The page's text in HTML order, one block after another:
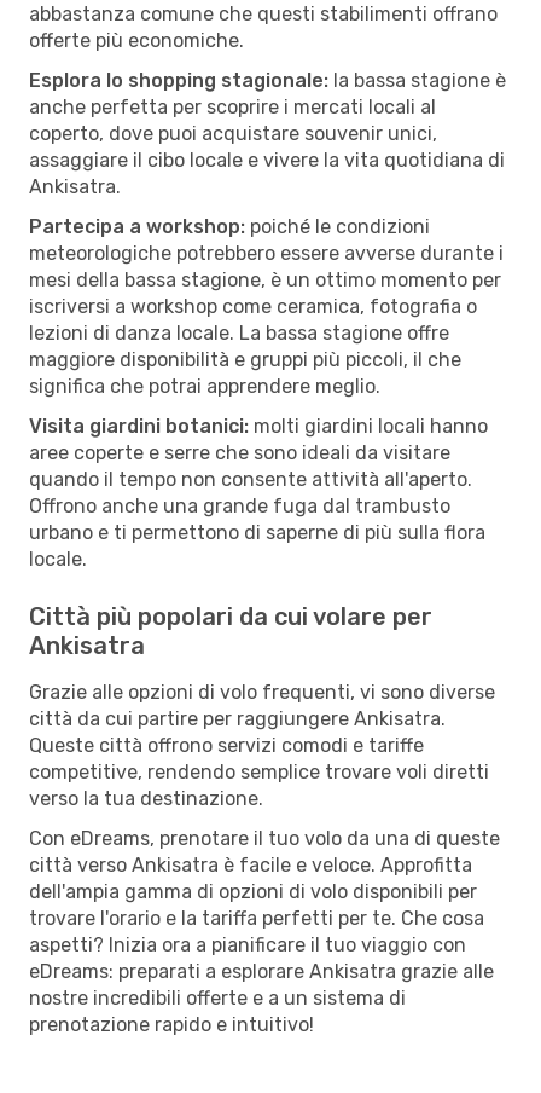
abbastanza comune che questi stabilimenti offrano
offerte più economiche.
Esplora lo shopping stagionale: la bassa stagione è
anche perfetta per scoprire i mercati locali al
coperto, dove puoi acquistare souvenir unici,
assaggiare il cibo locale e vivere la vita quotidiana di
Ankisatra.
Partecipa a workshop: poiché le condizioni
meteorologiche potrebbero essere avverse durante i
mesi della bassa stagione, è un ottimo momento per
iscriversi a workshop come ceramica, fotografia o
lezioni di danza locale. La bassa stagione offre
maggiore disponibilità e gruppi più piccoli, il che
significa che potrai apprendere meglio.
Visita giardini botanici: molti giardini locali hanno
aree coperte e serre che sono ideali da visitare
quando il tempo non consente attività all'aperto.
Offrono anche una grande fuga dal trambusto
urbano e ti permettono di saperne di più sulla flora
locale.
Città più popolari da cui volare per
Ankisatra
Grazie alle opzioni di volo frequenti, vi sono diverse
città da cui partire per raggiungere Ankisatra.
Queste città offrono servizi comodi e tariffe
competitive, rendendo semplice trovare voli diretti
verso la tua destinazione.
Con eDreams, prenotare il tuo volo da una di queste
città verso Ankisatra è facile e veloce. Approfitta
dell'ampia gamma di opzioni di volo disponibili per
trovare l'orario e la tariffa perfetti per te. Che cosa
aspetti? Inizia ora a pianificare il tuo viaggio con
eDreams: preparati a esplorare Ankisatra grazie alle
nostre incredibili offerte e a un sistema di
prenotazione rapido e intuitivo!